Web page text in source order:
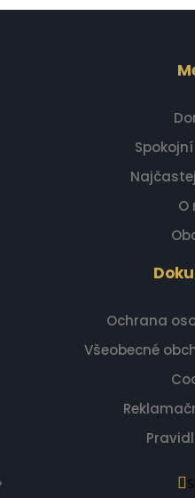
O
Ochrana
Všeobecné